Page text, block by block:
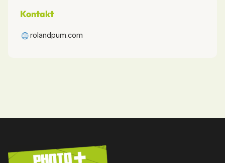
Kontakt
rolandpum.com